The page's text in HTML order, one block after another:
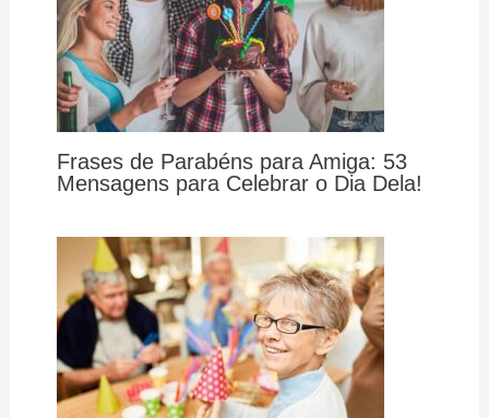
Frases de Parabéns para Amiga: 53
Mensagens para Celebrar o Dia Dela!